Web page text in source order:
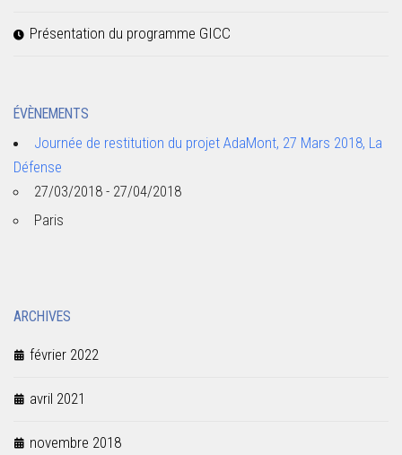
Présentation du programme GICC
ÉVÈNEMENTS
Journée de restitution du projet AdaMont, 27 Mars 2018, La
Défense
27/03/2018 - 27/04/2018
Paris
ARCHIVES
février 2022
avril 2021
novembre 2018